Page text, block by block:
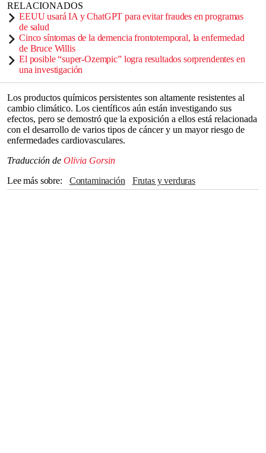
RELACIONADOS
EEUU usará IA y ChatGPT para evitar fraudes en programas
de salud
Cinco síntomas de la demencia frontotemporal, la enfermedad
de Bruce Willis
El posible “super-Ozempic” logra resultados sorprendentes en
una investigación
Los productos químicos persistentes son altamente resistentes al
cambio climático. Los científicos aún están investigando sus
efectos, pero se demostró que la exposición a ellos está relacionada
con el desarrollo de varios tipos de cáncer y un mayor riesgo de
enfermedades cardiovasculares.
Traducción de Olivia Gorsin
Lee más sobre
Contaminación
Frutas y verduras